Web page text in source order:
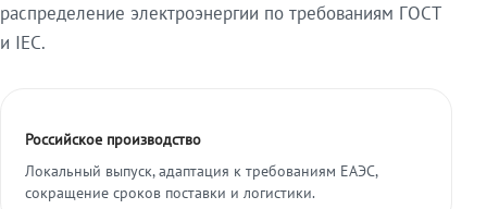
распределение электроэнергии по требованиям ГОСТ
и IEC.
Российское производство
Локальный выпуск, адаптация к требованиям ЕАЭС,
сокращение сроков поставки и логистики.